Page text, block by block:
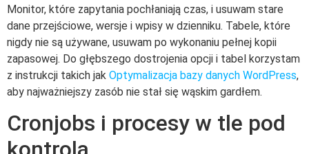
Monitor, które zapytania pochłaniają czas, i usuwam stare
dane przejściowe, wersje i wpisy w dzienniku. Tabele, które
nigdy nie są używane, usuwam po wykonaniu pełnej kopii
zapasowej. Do głębszego dostrojenia opcji i tabel korzystam
z instrukcji takich jak Optymalizacja bazy danych WordPress,
aby najważniejszy zasób nie stał się wąskim gardłem.
Cronjobs i procesy w tle pod